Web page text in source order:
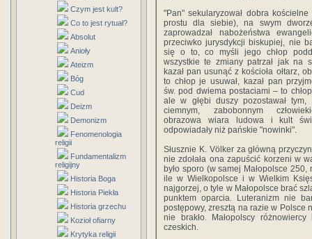
Czym jest kult?
Co to jest rytuał?
Absolut
Anioły
Ateizm
Bóg
Cud
Deizm
Demonizm
Fenomenologia
religii
Fundamentalizm
religijny
Historia Boga
Historia Piekła
Historia grzechu
Kozioł ofiarny
Krytyka religii
"Pan" sekularyzował dobra
prostu dla siebie), na swym
zaprowadzał nabożeństwa
przeciwko jurysdykcji biskupiej, nie
się o to, co myśli jego chłop
wszystkie te zmiany patrzał jak na
kazał pan usunąć z kościoła ołtarz,
to chłop je usuwał, kazał pan
św. pod dwiema postaciami – to
ale w głębi duszy pozostawał tym,
ciemnym, zabobonnym
obrazowa wiara ludowa i kult
odpowiadały niż pańskie "nowinki".
Słusznie K. Völker za główną
nie zdołała ona zapuścić korzeni w
było sporo (w samej Małopolsce
ile w Wielkopolsce i w Wielkim
najgorzej, o tyle w Małopolsce brać
punktem oparcia. Luteranizm nie
postępowy, zresztą na razie w Polsce
nie brakło. Małopolscy
czeskich.